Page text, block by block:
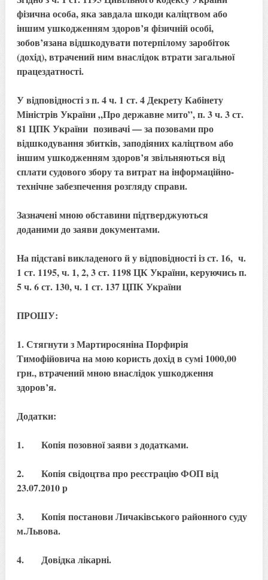
фізична особа, яка завдала шкоди каліцтвом або
іншим ушкодженням здоров’я фізичній особі,
зобов’язана відшкодувати потерпілому заробіток
(дохід), втрачений ним внаслідок втрати загальної
працездатності.
У відповідності з п. 4 ч. 1 ст. 4 Декрету Кабінету
Міністрів України „Про державне мито”, п. 3 ч. 3 ст.
81 ЦПК України позивачі — за позовами про
відшкодування збитків, заподіяних каліцтвом або
іншим ушкодженням здоров’я звільняються від
сплати судового збору та витрат на інформаційно-
технічне забезпечення розгляду справи.
Зазначені мною обставини підтверджуються
доданими до заяви документами.
На підставі викладеного й у відповідності із ст. 16, ч.
1 ст. 1195, ч. 1, 2, 3 ст. 1198 ЦК України, керуючись п.
5 ч. 6 ст. 130, ч. 1 ст. 137 ЦПК України
ПРОШУ:
1. Стягнути з Мартиросяніна Порфирія
Тимофійовича на мою користь дохід в сумі 1000,00
грн., втрачений мною внаслідок ушкодження
здоров’я.
Додатки:
1. Копія позовної заяви з додатками.
2. Копія свідоцтва про реєстрацію ФОП від
23.07.2010 р
3. Копія постанови Личаківського районного суду
м.Львова.
4. Довідка лікарні.